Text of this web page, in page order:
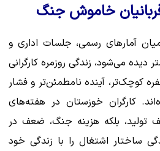
خاموش جنگ
آمارهای رسمی، جلسات اداری و
دیده می‌شود، زندگی روزمره کارگرانی
کوچک‌تر، آینده نامطمئن‌تر و فشار
کارگران خوزستان در هفته‌های
تولید، بلکه هزینه جنگ، ضعف در
ساختار اشتغال را با زندگی خود